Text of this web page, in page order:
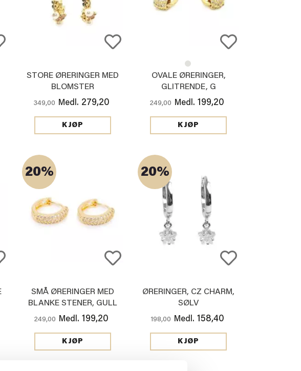
STORE ØRERINGER MED
BLOMSTER
349,00 Medl. 279,20
KJØP
OVALE ØRERINGER,
GLITRENDE, G
249,00 Medl. 199,20
KJØP
20%
SMÅ ØRERINGER MED
BLANKE STENER, GULL
249,00 Medl. 199,20
KJØP
20%
ØRERINGER, CZ CHARM,
SØLV
198,00 Medl. 158,40
KJØP